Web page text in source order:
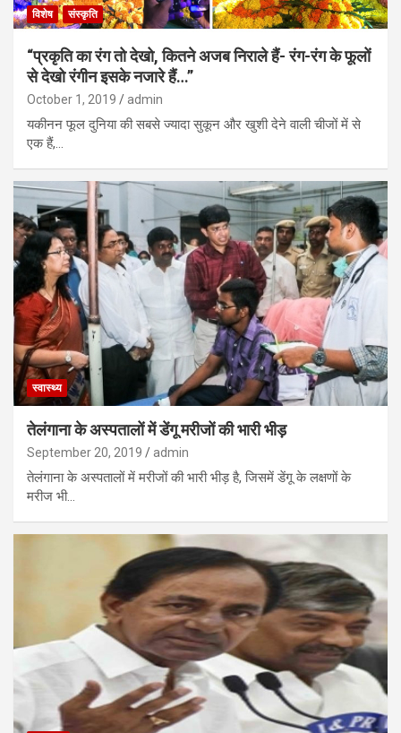
विशेष संस्कृति
“प्रकृति का रंग तो देखो, कितने अजब निराले हैं- रंग-रंग के फूलों
से देखो रंगीन इसके नजारे हैं…”
October 1, 2019 admin
यकीनन फूल दुनिया की सबसे ज्यादा सुकून और खुशी देने वाली चीजों में से
एक हैं,…
स्वास्थ्य
तेलंगाना के अस्पतालों में डेंगू मरीजों की भारी भीड़
September 20, 2019 admin
तेलंगाना के अस्पतालों में मरीजों की भारी भीड़ है, जिसमें डेंगू के लक्षणों के
मरीज भी…